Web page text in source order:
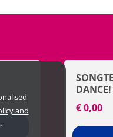
€0,00
and